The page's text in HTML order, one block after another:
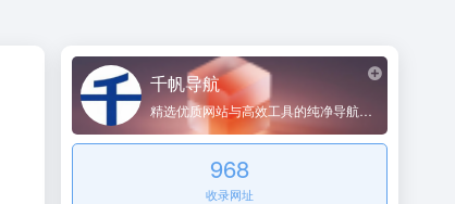
千帆导航
精选优质网站与高效工具的纯净导航平台
968
收录网址